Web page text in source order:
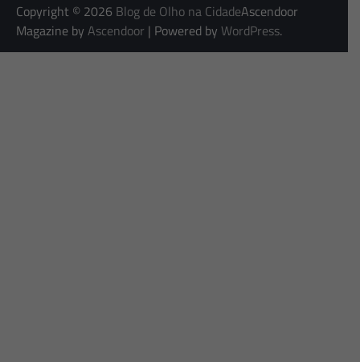
Copyright © 2026 Blog de Olho na CidadeAscendoor
Magazine by Ascendoor | Powered by WordPress.